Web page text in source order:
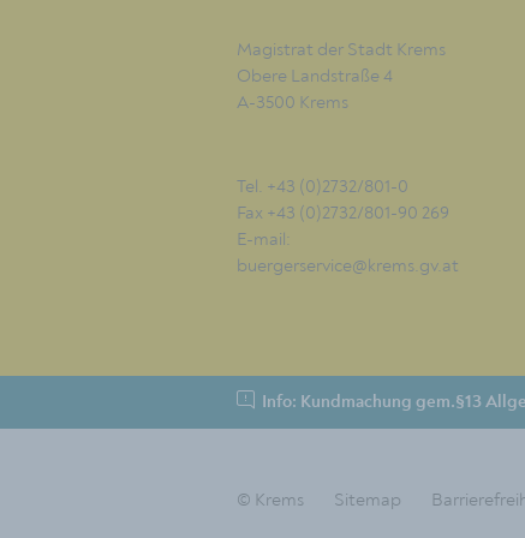
Magistrat der Stadt Krems
Obere Landstraße 4
A-3500 Krems
Tel. +43 (0)2732/801-0
Fax +43 (0)2732/801-90 269
E-mail:
buergerservice@krems.gv.at
Info: Kundmachung gem.§13
© Krems Sitemap